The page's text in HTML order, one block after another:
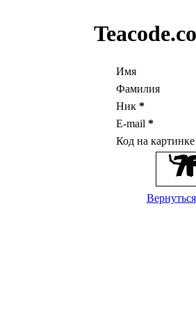
Имя
Фамилия
Ник *
E-mail *
Код на
Вернуться